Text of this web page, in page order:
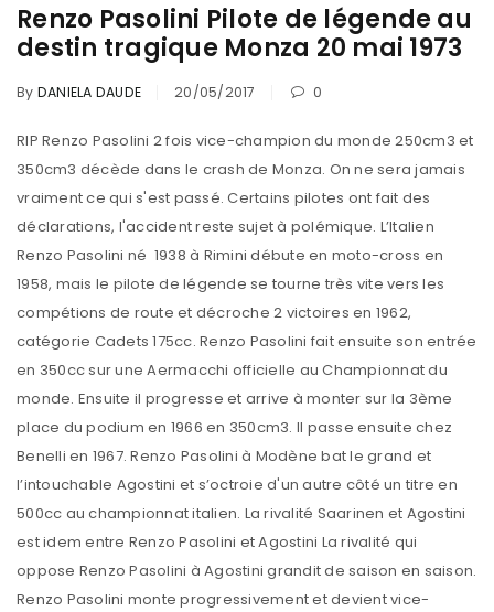
Renzo Pasolini Pilote de légende au
destin tragique Monza 20 mai 1973
By DANIELA DAUDE 20/05/2017 0
RIP Renzo Pasolini 2 fois vice-champion du monde 250cm3 et
350cm3 décède dans le crash de Monza. On ne sera jamais
vraiment ce qui s'est passé. Certains pilotes ont fait des
déclarations, l'accident reste sujet à polémique. L’Italien
Renzo Pasolini né 1938 à Rimini débute en moto-cross en
1958, mais le pilote de légende se tourne très vite vers les
compétions de route et décroche 2 victoires en 1962,
catégorie Cadets 175cc. Renzo Pasolini fait ensuite son entrée
en 350cc sur une Aermacchi officielle au Championnat du
monde. Ensuite il progresse et arrive à monter sur la 3ème
place du podium en 1966 en 350cm3. Il passe ensuite chez
Benelli en 1967. Renzo Pasolini à Modène bat le grand et
l’intouchable Agostini et s’octroie d'un autre côté un titre en
500cc au championnat italien. La rivalité Saarinen et Agostini
est idem entre Renzo Pasolini et Agostini La rivalité qui
oppose Renzo Pasolini à Agostini grandit de saison en saison.
Renzo Pasolini monte progressivement et devient vice-